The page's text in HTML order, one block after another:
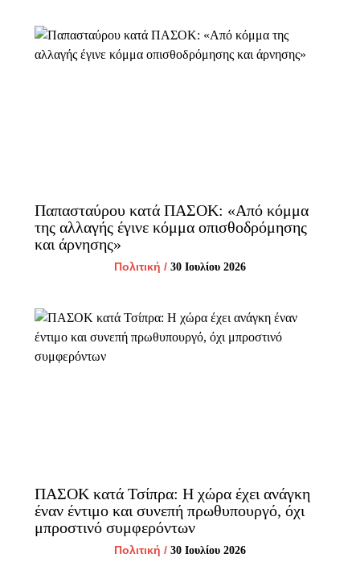
Παπασταύρου κατά ΠΑΣΟΚ: «Από κόμμα
της αλλαγής έγινε κόμμα οπισθοδρόμησης
και άρνησης»
Πολιτική / 30 Ιουλίου 2026
ΠΑΣΟΚ κατά Τσίπρα: Η χώρα έχει ανάγκη
έναν έντιμο και συνεπή πρωθυπουργό, όχι
μπροστινό συμφερόντων
Πολιτική / 30 Ιουλίου 2026